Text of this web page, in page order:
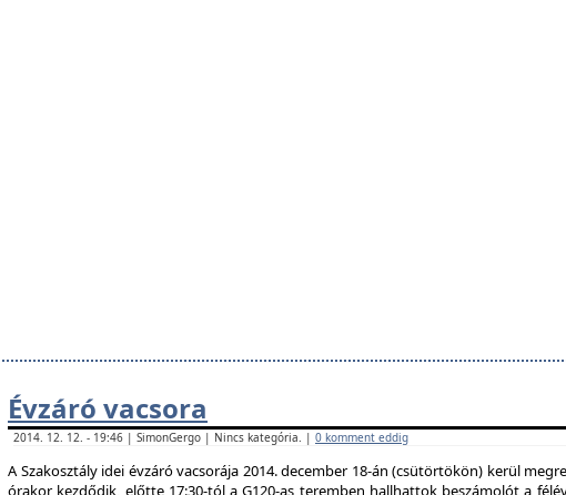
Évzáró vacsora
2014. 12. 12. - 19:46 | SimonGergo | Nincs kategória. | 0 komment eddig
A Szakosztály idei évzáró vacsorája 2014. december 18-án (csütörtökön) kerül
órakor kezdődik, előtte 17:30-tól a G120-as teremben hallhattok beszámolót a